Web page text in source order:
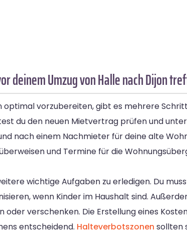
deinem Umzug von Halle nach Dijon
optimal vorzubereiten, gibt es mehrere
du den neuen Mietvertrag prüfen und
nach einem Nachmieter für deine alte
und Termine für die
wichtige Aufgaben zu erledigen. Du
wenn Kinder im Haushalt sind.
verschenken. Die Erstellung eines
entscheidend. Halteverbotszonen sollten